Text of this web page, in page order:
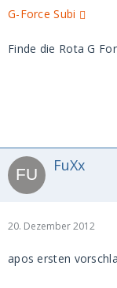
G-Force Subi
Finde die Rota G
FuXx
20. Dezember 2012
apos ersten